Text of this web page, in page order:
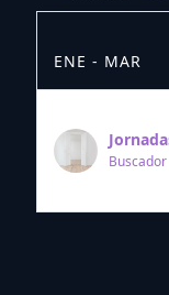
ENE - MAR
Buscador